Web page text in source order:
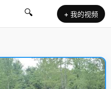
🔍 + 我的视频